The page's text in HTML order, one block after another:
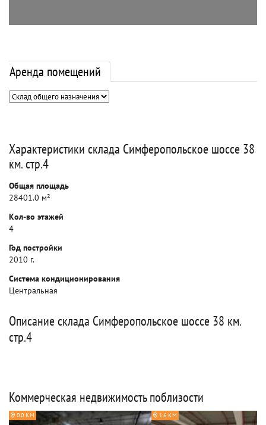
Аренда помещений
Характеристики склада Симферопольское шоссе 38
км. стр.4
Общая площадь
28401.0 м²
Кол-во этажей
4
Год постройки
2010 г.
Система кондиционирования
Центральная
Описание склада Симферопольское шоссе 38 км.
стр.4
Коммерческая недвижимость поблизости
0.0 КМ 1.6 КМ